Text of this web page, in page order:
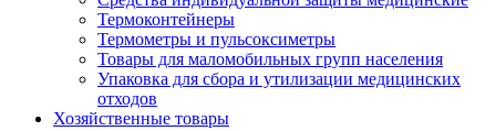
Термоконтейнеры
Термометры и пульсоксиметры
Товары для маломобильных групп населения
Упаковка для сбора и утилизации медицинских
отходов
Хозяйственные товары